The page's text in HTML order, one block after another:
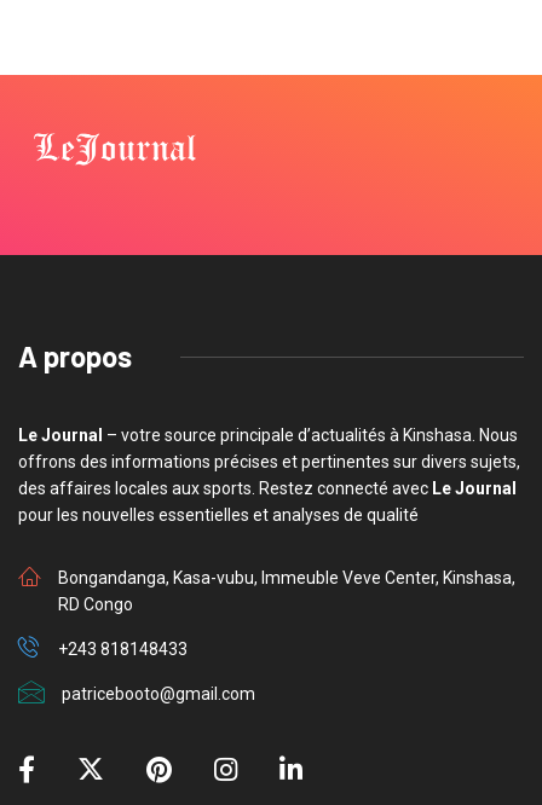
A propos
Le Journal – votre source principale d’actualités à Kinshasa. Nous
offrons des informations précises et pertinentes sur divers sujets,
des affaires locales aux sports. Restez connecté avec Le Journal
pour les nouvelles essentielles et analyses de qualité
Bongandanga, Kasa-vubu, Immeuble Veve Center, Kinshasa,
RD Congo
+243 818148433
patricebooto@gmail.com